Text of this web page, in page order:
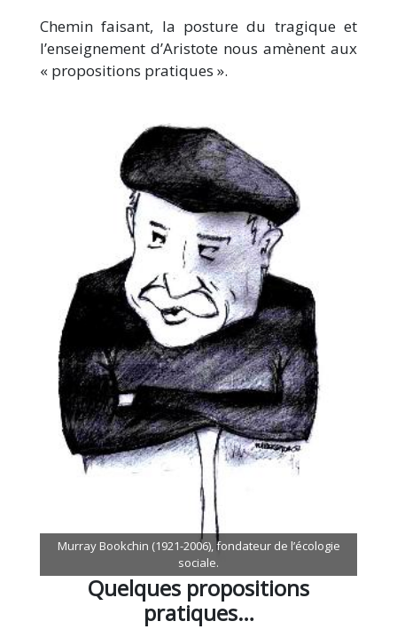
Chemin faisant, la posture du tragique et
l’enseignement d’Aristote nous amènent aux
« propositions pratiques ».
Murray Bookchin (1921-2006), fondateur de l’écologie
sociale.
Quelques propositions
pratiques…